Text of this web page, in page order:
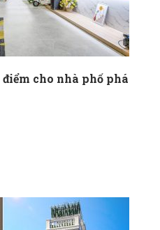
cho nhà phố phá